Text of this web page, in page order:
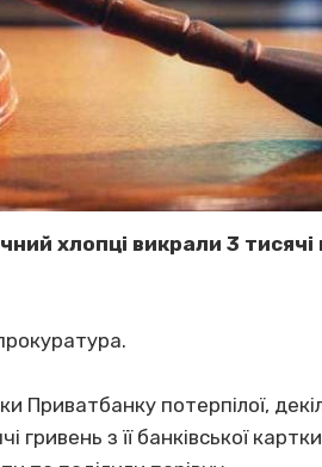
хлопці викрали 3 тисячі
Приватбанку потерпілої,
з її банківської